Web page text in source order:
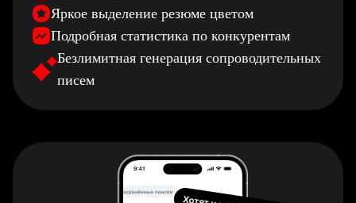
Яркое выделение резюме цветом
Подробная статистика по конкурентам
Безлимитная генерация сопроводительных
писем